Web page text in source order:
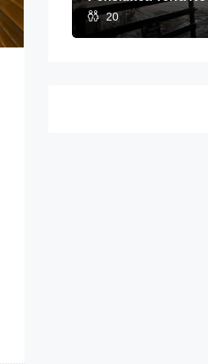
20